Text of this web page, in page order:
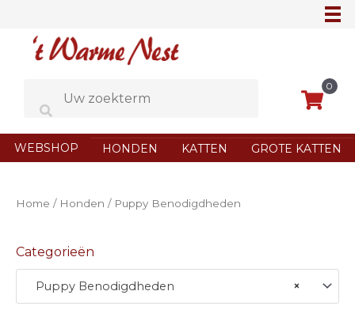
0
WEBSHOP HONDEN KATTEN GROTE KATTEN
Home / Honden / Puppy Benodigdheden
Categorieën
×
Puppy Benodigdheden